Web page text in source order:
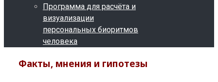
Программа для расчёта и
визуализации
персональных биоритмов
человека
Факты, мнения и гипотезы